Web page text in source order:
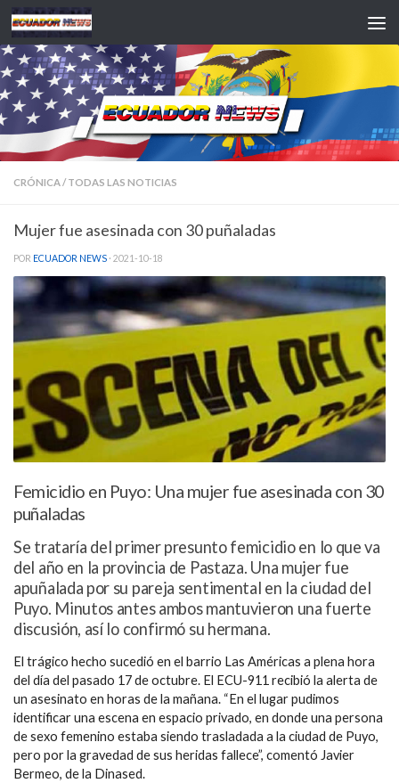
Saltar al contenido
CRÓNICA/ TODAS LAS NOTICIAS
Mujer fue asesinada con 30 puñaladas
POR ECUADOR NEWS · 2021-10-18
Femicidio en Puyo: Una mujer fue asesinada con 30
puñaladas
Se trataría del primer presunto femicidio en lo que va
del año en la provincia de Pastaza. Una mujer fue
apuñalada por su pareja sentimental en la ciudad del
Puyo. Minutos antes ambos mantuvieron una fuerte
discusión, así lo confirmó su hermana.
El trágico hecho sucedió en el barrio Las Américas a plena hora
del día del pasado 17 de octubre. El ECU-911 recibió la alerta de
un asesinato en horas de la mañana. “En el lugar pudimos
identificar una escena en espacio privado, en donde una persona
de sexo femenino estaba siendo trasladada a la ciudad de Puyo,
pero por la gravedad de sus heridas fallece”, comentó Javier
Bermeo, de la Dinased.